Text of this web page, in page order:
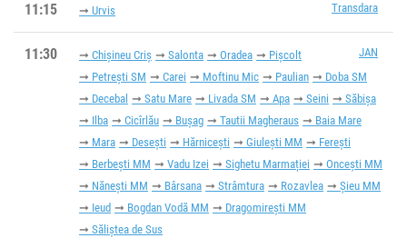
11:15 Transdara
Urvis
11:30 JAN
Chișineu Criș Salonta Oradea
Pișcolt
Petrești SM
Carei Moftinu Mic Paulian
Doba SM
Decebal
Satu Mare Livada SM Apa Seini
Săbișa
Ilba
Cicîrlău Bușag Tautii Magheraus
Baia Mare
Mara
Desești Hărnicești Giulești MM
Ferești
Berbești MM
Vadu Izei Sighetu Marmației
Oncești MM
Nănești MM
Bârsana Strâmtura Rozavlea
Șieu MM
Ieud
Bogdan Vodă MM
Dragomirești MM
Săliștea de Sus